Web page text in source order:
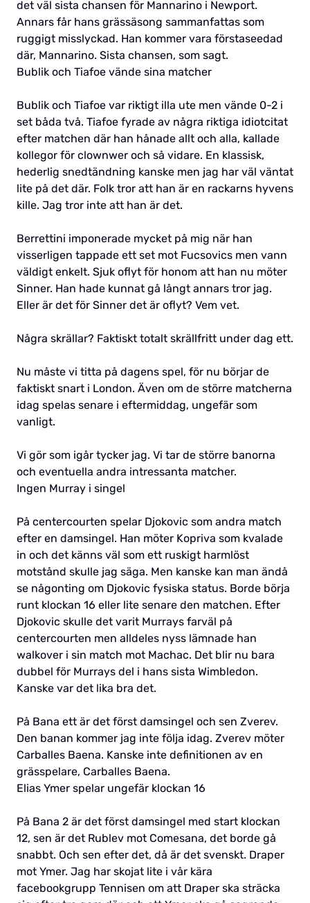
det väl sista chansen för Mannarino i Newport.
Annars får hans grässäsong sammanfattas som
ruggigt misslyckad. Han kommer vara förstaseedad
där, Mannarino. Sista chansen, som sagt.
Bublik och Tiafoe vände sina matcher
Bublik och Tiafoe var riktigt illa ute men vände 0-2 i
set båda två. Tiafoe fyrade av några riktiga idiotcitat
efter matchen där han hånade allt och alla, kallade
kollegor för clownwer och så vidare. En klassisk,
hederlig snedtändning kanske men jag har väl väntat
lite på det där. Folk tror att han är en rackarns hyvens
kille. Jag tror inte att han är det.
Berrettini imponerade mycket på mig när han
visserligen tappade ett set mot Fucsovics men vann
väldigt enkelt. Sjuk oflyt för honom att han nu möter
Sinner. Han hade kunnat gå långt annars tror jag.
Eller är det för Sinner det är oflyt? Vem vet.
Några skrällar? Faktiskt totalt skrällfritt under dag ett.
Nu måste vi titta på dagens spel, för nu börjar de
faktiskt snart i London. Även om de större matcherna
idag spelas senare i eftermiddag, ungefär som
vanligt.
Vi gör som igår tycker jag. Vi tar de större banorna
och eventuella andra intressanta matcher.
Ingen Murray i singel
På centercourten spelar Djokovic som andra match
efter en damsingel. Han möter Kopriva som kvalade
in och det känns väl som ett ruskigt harmlöst
motstånd skulle jag säga. Men kanske kan man ändå
se någonting om Djokovic fysiska status. Borde börja
runt klockan 16 eller lite senare den matchen. Efter
Djokovic skulle det varit Murrays farväl på
centercourten men alldeles nyss lämnade han
walkover i sin match mot Machac. Det blir nu bara
dubbel för Murrays del i hans sista Wimbledon.
Kanske var det lika bra det.
På Bana ett är det först damsingel och sen Zverev.
Den banan kommer jag inte följa idag. Zverev möter
Carballes Baena. Kanske inte definitionen av en
grässpelare, Carballes Baena.
Elias Ymer spelar ungefär klockan 16
På Bana 2 är det först damsingel med start klockan
12, sen är det Rublev mot Comesana, det borde gå
snabbt. Och sen efter det, då är det svenskt. Draper
mot Ymer. Jag har skojat lite i vår kära
facebookgrupp Tennisen om att Draper ska sträcka